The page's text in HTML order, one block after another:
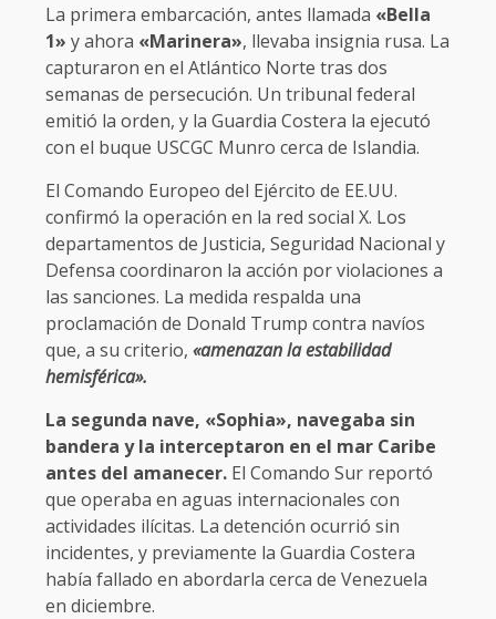
La primera embarcación, antes llamada «Bella
1» y ahora «Marinera», llevaba insignia rusa. La
capturaron en el Atlántico Norte tras dos
semanas de persecución. Un tribunal federal
emitió la orden, y la Guardia Costera la ejecutó
con el buque USCGC Munro cerca de Islandia.
El Comando Europeo del Ejército de EE.UU.
confirmó la operación en la red social X. Los
departamentos de Justicia, Seguridad Nacional y
Defensa coordinaron la acción por violaciones a
las sanciones. La medida respalda una
proclamación de Donald Trump contra navíos
que, a su criterio, «amenazan la estabilidad
hemisférica».
La segunda nave, «Sophia», navegaba sin
bandera y la interceptaron en el mar Caribe
antes del amanecer. El Comando Sur reportó
que operaba en aguas internacionales con
actividades ilícitas. La detención ocurrió sin
incidentes, y previamente la Guardia Costera
había fallado en abordarla cerca de Venezuela
en diciembre.